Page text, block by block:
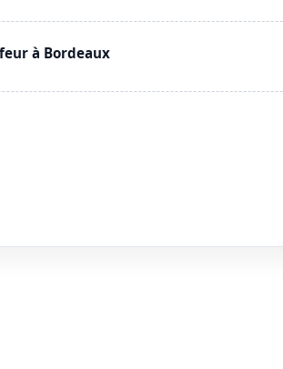
à Bordeaux